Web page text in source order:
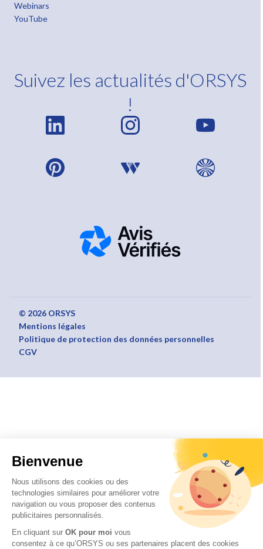
Bienvenue
Nous utilisons des cookies ou des
technologies similaires pour améliorer votre
navigation ou vous proposer des contenus
publicitaires personnalisés.
En cliquant sur OK pour moi vous
consentez à ce qu’ORSYS ou ses partenaires placent des cookies
Webinars
YouTube
Suivez les actualités d'ORSYS
!
© 2026 ORSYS
Mentions légales
Politique de protection des données personnelles
CGV